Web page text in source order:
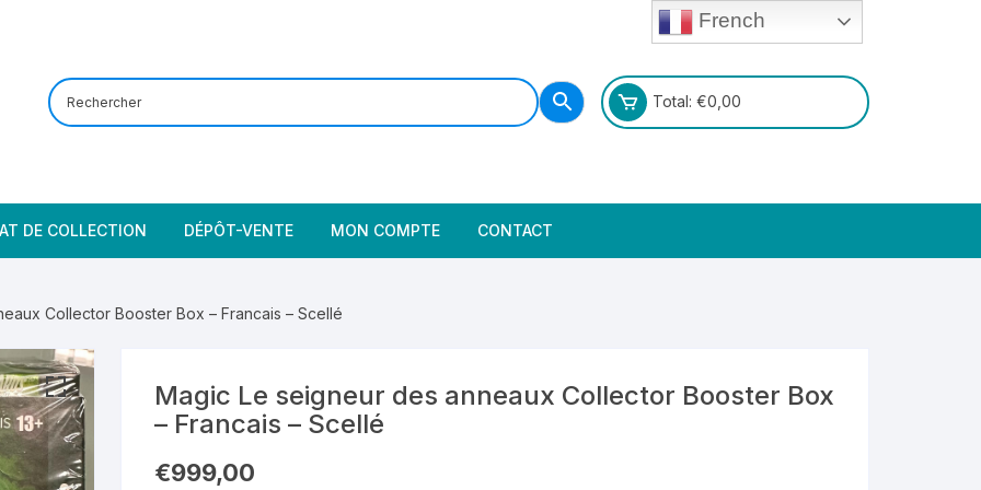
Total: €0,00
DE COLLECTION DÉPÔT-VENTE MON COMPTE CONTACT
Collector Booster Box – Francais – Scellé
Magic Le seigneur des anneaux Collector Booster Box
– Francais – Scellé
€999,00
French